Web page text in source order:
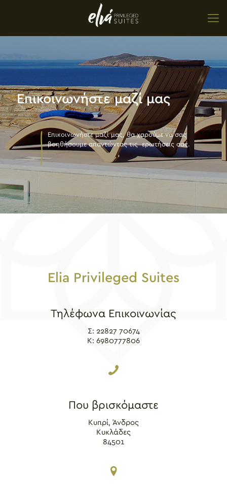
Επικοινωνήστε μαζί μας
Επικοινωνήστε μαζί μας, θα χαρούμε να σας
βοηθήσουμε απαντώντας τις ερωτήσεις σας.
Elia Privileged Suites
Τηλέφωνα Επικοινωνίας
Σ: 22827 70674
K: 6980777806
Που βρισκόμαστε
Κυπρί, Άνδρος
Κυκλάδες
84501